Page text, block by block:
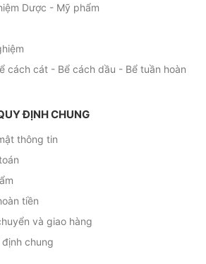
Dược - Mỹ phẩm
cách cát - Bể cách dầu - Bể tuần hoàn
ĐỊNH CHUNG
thông tin
tiền
và giao hàng
định chung